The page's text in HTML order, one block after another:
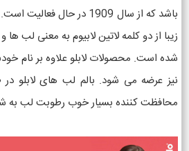
باشد که از سال 1909 در حال
زیبا از دو کلمه لاتین لابیوم به معنی لب ها
شده است. محصولات لابلو علاوه بر نام
نیز عرضه می شود. بالم لب های لابلو
محافظت کننده بسیار خوب رطوبت لب به